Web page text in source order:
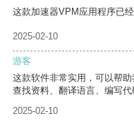
这款加速器VPM应用程序已
2025-02-10
游客
这款软件非常实用，可以帮
查找资料、翻译语言、编写代
2025-02-10